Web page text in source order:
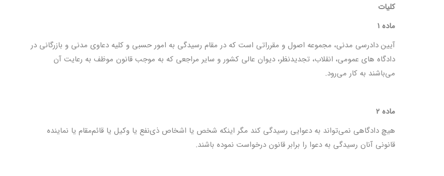
کلیات
ماده ۱
آیین دادرسی مدنی، مجموعه اصول و مقرراتی است که در مقام رسیدگی به امور حسبی و کلیه دعاوی مدنی و بازرگانی در
دادگاه های عمومی، انقلاب، تجدیدنظر، دیوان عالی کشور و سایر مراجعی که به موجب قانون موظف به رعایت آن
می‌باشند به کار می‌رود.
ماده ۲
هیچ دادگاهی نمی‌تواند به دعوایی رسیدگی کند مگر اینکه شخص یا اشخاص ذی‌نفع یا وکیل یا قائم‌مقام یا نماینده
قانونی آنان رسیدگی به دعوا را برابر قانون درخواست نموده باشند.